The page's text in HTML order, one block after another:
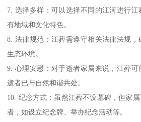
7. 选择多样：可以选择不同的江河进行
有地域和文化特色。
8. 法律规范：江葬需遵守相关法律法规
生态环境。
9. 心理安慰：对于逝者家属来说，江葬
逝者已与自然和谐共处。
10. 纪念方式：虽然江葬不设墓碑，但家
者，如设立纪念牌、举办纪念活动等。